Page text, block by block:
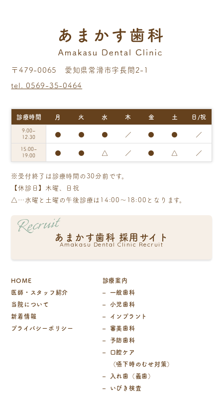
〒479-0065 愛知県常滑市字長間2-1
tel. 0569-35-0464
診療時間 月 火 水 木 金 土 日/祝
9:00~
12:30
● ● ● ／ ● ● ／
15:00~
19:00
● ● △ ／ ● △ ／
※受付終了は診療時間の30分前です。
【休診日】木曜、日祝
△…水曜と土曜の午後診療は14:00～18:00となります。
Recruitあまかす歯科 採用サイト
Amakasu Dental Clinic Recruit
HOME
医師・スタッフ紹介
当院について
新着情報
プライバシーポリシー
診療案内
一般歯科
小児歯科
インプラント
審美歯科
予防歯科
口腔ケア
（嚥下時のむせ対策）
入れ歯（義歯）
いびき検査